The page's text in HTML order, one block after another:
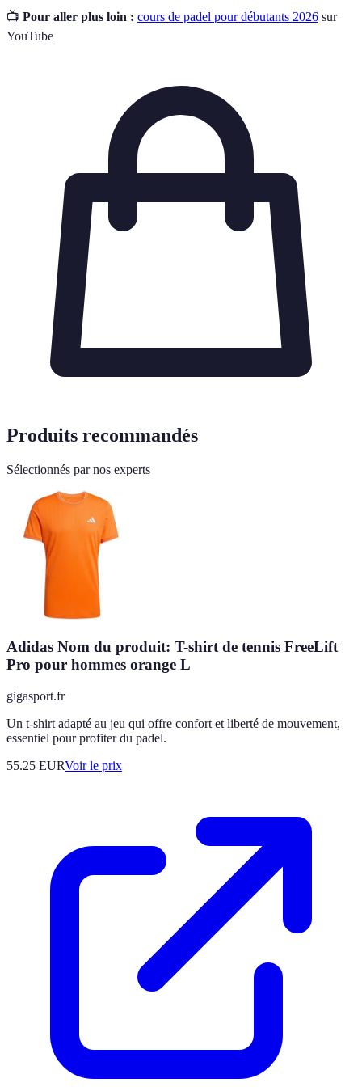
📺 Pour aller plus loin : cours de padel pour débutants 2026 sur
YouTube
Produits recommandés
Sélectionnés par nos experts
Adidas Nom du produit: T-shirt de tennis FreeLift
Pro pour hommes orange L
gigasport.fr
Un t-shirt adapté au jeu qui offre confort et liberté de mouvement,
essentiel pour profiter du padel.
55.25 EURVoir le prix